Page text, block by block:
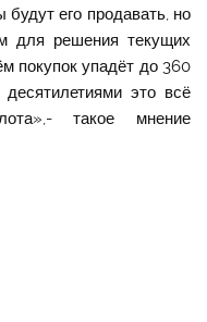
его продавать, но
для решения текущих
покупок упадёт до 360
это всё
такое мнение